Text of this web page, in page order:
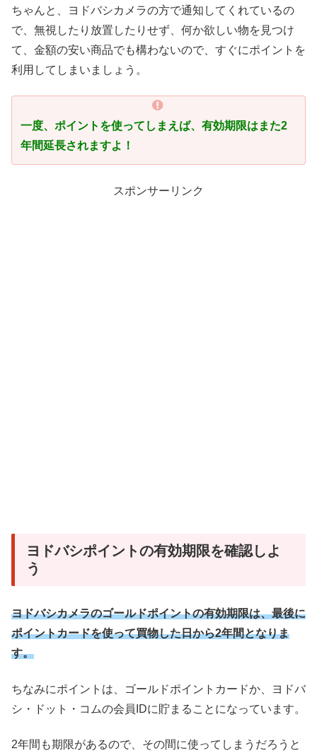
ちゃんと、ヨドバシカメラの方で通知してくれているの
で、無視したり放置したりせず、何か欲しい物を見つけ
て、金額の安い商品でも構わないので、すぐにポイントを
利用してしまいましょう。
一度、ポイントを使ってしまえば、有効期限はまた2
年間延長されますよ！
スポンサーリンク
ヨドバシポイントの有効期限を確認しよ
う
ヨドバシカメラのゴールドポイントの有効期限は、最後に
ポイントカードを使って買物した日から2年間となりま
す。
ちなみにポイントは、ゴールドポイントカードか、ヨドバ
シ・ドット・コムの会員IDに貯まることになっています。
2年間も期限があるので、その間に使ってしまうだろうと